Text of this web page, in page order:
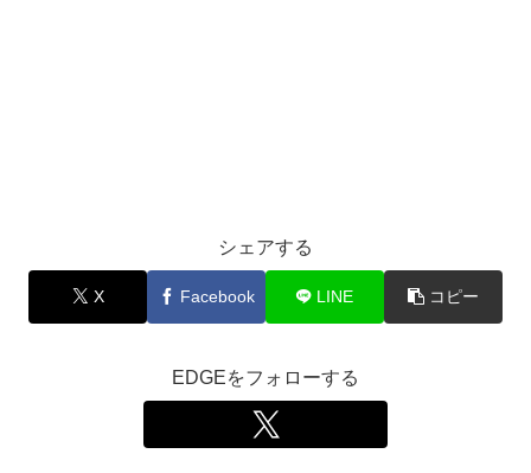
シェアする
X Facebook LINE コピー
EDGEをフォローする